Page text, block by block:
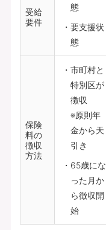
受給
要件
態
要支援状
態
保険
料の
徴収
方法
市町村と
特別区が
徴収
※原則年
金から天
引き
65歳にな
った月か
ら徴収開
始